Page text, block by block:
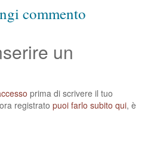
commento
un
prima di scrivere il tuo
registrato puoi farlo subito qui, è